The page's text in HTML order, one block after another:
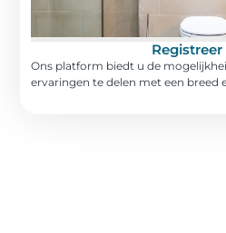
Registreer
Ons platform biedt u de
ervaringen te delen met een breed